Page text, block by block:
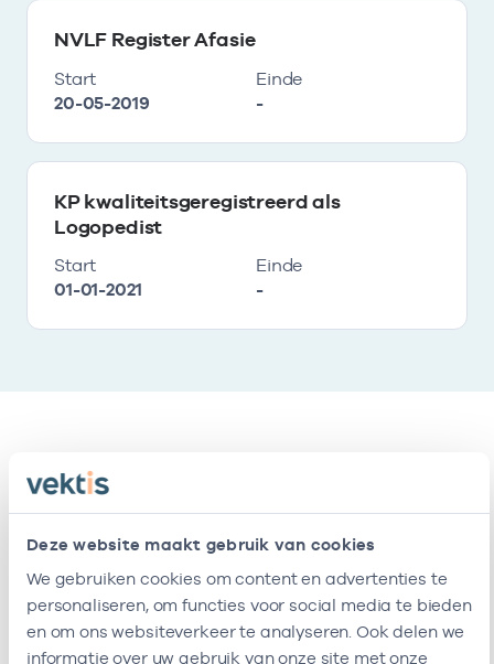
Deze website maakt gebruik van cookies
We gebruiken cookies om content en advertenties te
personaliseren, om functies voor social media te bieden
en om ons websiteverkeer te analyseren. Ook delen we
informatie over uw gebruik van onze site met onze
NVLF Register Afasie
Start
20-05-2019
Einde
-
KP kwaliteitsgeregistreerd als
Logopedist
Start
01-01-2021
Einde
-
Relaties
Ik ben werkzaam bij de volgende vestigingen
Naam Zorgaanbod AGB-code